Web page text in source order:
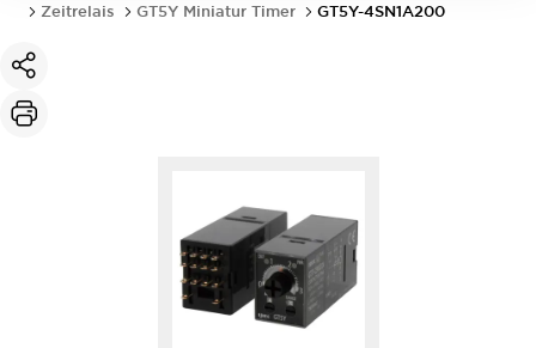
Zeitrelais
GT5Y Miniatur Timer GT5Y-4SN1A200